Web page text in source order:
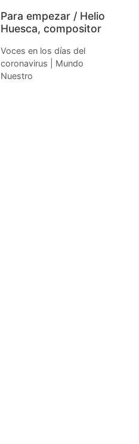
Para empezar / Helio
Huesca, compositor
Voces en los días del
coronavirus | Mundo
Nuestro